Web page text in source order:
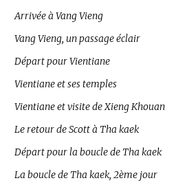
Arrivée à Vang Vieng
Vang Vieng, un passage éclair
Départ pour Vientiane
Vientiane et ses temples
Vientiane et visite de Xieng Khouan
Le retour de Scott à Tha kaek
Départ pour la boucle de Tha kaek
La boucle de Tha kaek, 2ème jour